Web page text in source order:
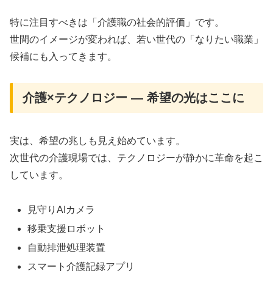
特に注目すべきは「介護職の社会的評価」です。
世間のイメージが変われば、若い世代の「なりたい職業」
候補にも入ってきます。
介護×テクノロジー ― 希望の光はここに
実は、希望の兆しも見え始めています。
次世代の介護現場では、テクノロジーが静かに革命を起こ
しています。
見守りAIカメラ
移乗支援ロボット
自動排泄処理装置
スマート介護記録アプリ